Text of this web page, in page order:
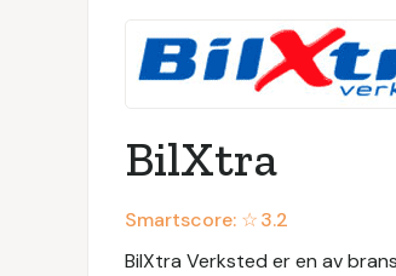
BilXtra
Smartscore: ☆3.2
BilXtra Verksted er en av